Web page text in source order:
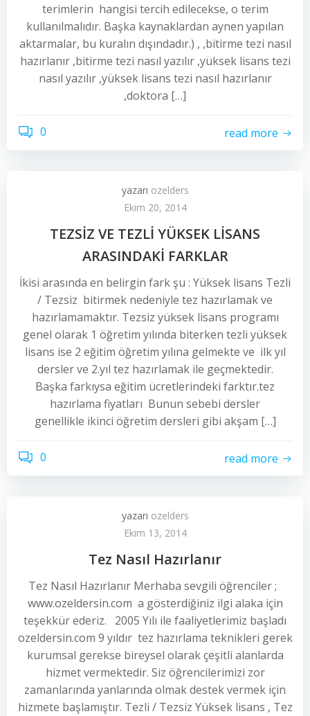
terimlerin hangisi tercih edilecekse, o terim
kullanılmalıdır. Başka kaynaklardan aynen yapılan
aktarmalar, bu kuralın dışındadır.) , ,bitirme tezi nasıl
hazırlanır ,bitirme tezi nasıl yazılır ,yüksek lisans tezi
nasıl yazılır ,yüksek lisans tezi nasıl hazırlanır
,doktora […]
0 read more
yazarı ozelders
Ekim 20, 2014
TEZSİZ VE TEZLİ YÜKSEK LİSANS
ARASINDAKİ FARKLAR
İkisi arasında en belirgin fark şu : Yüksek lisans Tezli
/ Tezsiz bitirmek nedeniyle tez hazırlamak ve
hazırlamamaktır. Tezsiz yüksek lisans programı
genel olarak 1 öğretim yılında biterken tezli yüksek
lisans ise 2 eğitim öğretim yılına gelmekte ve ilk yıl
dersler ve 2.yıl tez hazırlamak ile geçmektedir.
Başka farkıysa eğitim ücretlerindeki farktır.tez
hazırlama fiyatları Bunun sebebi dersler
genellikle ikinci öğretim dersleri gibi akşam […]
0 read more
yazarı ozelders
Ekim 13, 2014
Tez Nasıl Hazırlanır
Tez Nasıl Hazırlanır Merhaba sevgili öğrenciler ;
www.ozeldersin.com a gösterdiğiniz ilgi alaka için
teşekkür ederiz. 2005 Yılı ile faaliyetlerimiz başladı
ozeldersin.com 9 yıldır tez hazırlama teknikleri gerek
kurumsal gerekse bireysel olarak çeşitli alanlarda
hizmet vermektedir. Siz öğrencilerimizi zor
zamanlarında yanlarında olmak destek vermek için
hizmete başlamıştır. Tezli / Tezsiz Yüksek lisans , Tez